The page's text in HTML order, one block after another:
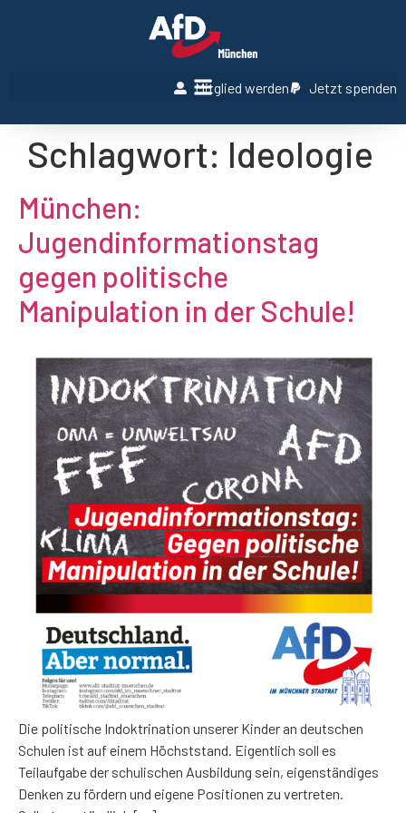
Mitglied werden Jetzt spenden
Schlagwort: Ideologie
München:
Jugendinformationstag
gegen politische
Manipulation in der Schule!
Die politische Indoktrination unserer Kinder an deutschen
Schulen ist auf einem Höchststand. Eigentlich soll es
Teilaufgabe der schulischen Ausbildung sein, eigenständiges
Denken zu fördern und eigene Positionen zu vertreten.